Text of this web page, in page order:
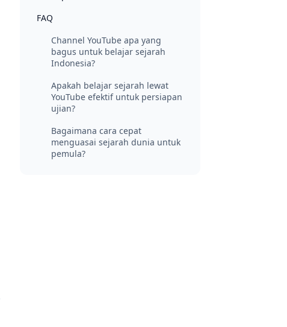
FAQ
Channel YouTube apa yang
bagus untuk belajar sejarah
Indonesia?
Apakah belajar sejarah lewat
YouTube efektif untuk persiapan
ujian?
Bagaimana cara cepat
menguasai sejarah dunia untuk
pemula?